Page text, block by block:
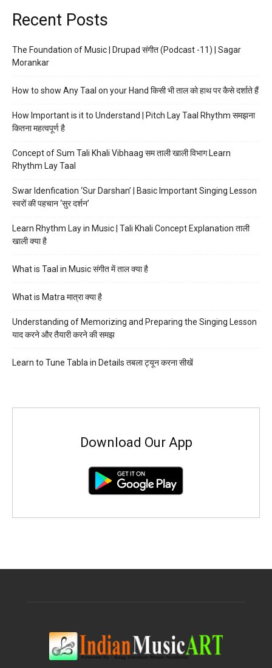
Recent Posts
The Foundation of Music | Drupad संगीत (Podcast -11) | Sagar
Morankar
How to show Any Taal on your Hand किसी भी ताल को हाथ पर कैसे दर्शाते हैं
How Important is it to Understand | Pitch Lay Taal Rhythm समझना
कितना महत्वपूर्ण है
Concept of Sum Tali Khali Vibhaag सम ताली खाली विभाग Learn
Rhythm Lay Taal
Swar Idenfication ‘Sur Darshan’ | Basic Important Singing Lesson
स्वरों की पहचान ‘सुर दर्शन’
Learn Rhythm Lay in Music | Tali Khali Concept Explanation ताली
खाली क्या है
What is Taal in Music संगीत में ताल क्या है
What is Matra मात्रा क्या है
Understanding of Memorizing and Preparing the Singing Lesson
याद करने और तैयारी करने की समझ
Learn to Tune Tabla in Details तबला ट्यून करना सीखें
Download Our App